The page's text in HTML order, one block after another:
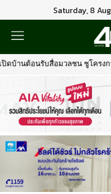
Saturday, 8
โครงการที่อยู่อาศัยชลบุรี เชื่อ